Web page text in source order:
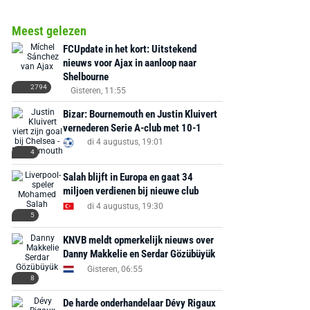
Meest gelezen
2794
FCUpdate in het kort: Uitstekend
nieuws voor Ajax in aanloop naar
Shelbourne
Gisteren, 11:55
4
Bizar: Bournemouth en Justin Kluivert
vernederen Serie A-club met 10-1
di 4 augustus, 19:01
5
Salah blijft in Europa en gaat 34
miljoen verdienen bij nieuwe club
di 4 augustus, 19:30
8
KNVB meldt opmerkelijk nieuws over
Danny Makkelie en Serdar Gözübüyük
Gisteren, 06:55
De harde onderhandelaar Dévy Rigaux